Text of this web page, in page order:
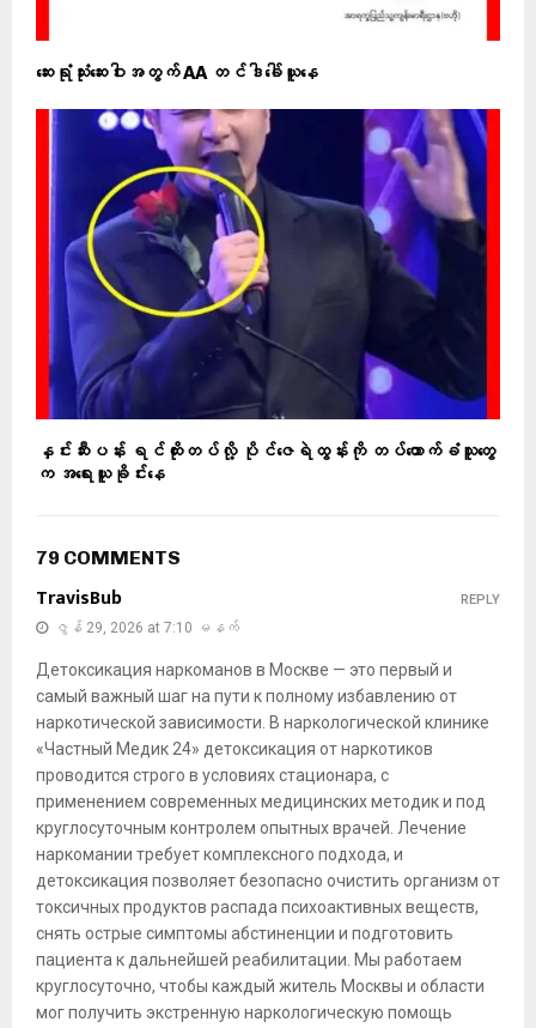
ဆေးရုံသုံးဆေးဝါးအတွက် AA တင်ဒါခေါ်ယူနေ
နှင်းဆီးပန်း ရင်ထိုးတပ်လို့ ပိုင်ဇေရဲထွန်းကို တပ်ထောက်ခံသူတွေ
က အရေးယူခိုင်းနေ
79 COMMENTS
TravisBub
ဇွန် 29, 2026 at 7:10 မနက်
Детоксикация наркоманов в Москве — это первый и
самый важный шаг на пути к полному избавлению от
наркотической зависимости. В наркологической клинике
«Частный Медик 24» детоксикация от наркотиков
проводится строго в условиях стационара, с
применением современных медицинских методик и под
круглосуточным контролем опытных врачей. Лечение
наркомании требует комплексного подхода, и
детоксикация позволяет безопасно очистить организм от
токсичных продуктов распада психоактивных веществ,
снять острые симптомы абстиненции и подготовить
пациента к дальнейшей реабилитации. Мы работаем
круглосуточно, чтобы каждый житель Москвы и области
мог получить экстренную наркологическую помощь
REPLY